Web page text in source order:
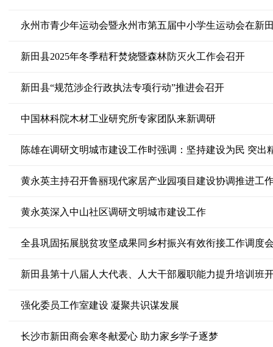
永州市青少年运动会暨永州市第五届中小学生运动会在新
新田县2025年冬季秸秆焚烧暨森林防灭火工作会召开
新田县“规范涉企行政执法专项行动”推进会召开
中国林科院木材工业研究所专家团队来新调研
黄永英主持召开鲁丽现代家居产业园项目建设协调推进工
黄永英深入中山社区调研文明城市建设工作
全县巩固拓展脱贫攻坚成果同乡村振兴有效衔接工作调度
新田县第十八届人大代表、人大干部履职能力提升培训班
强化委员工作室建设 凝聚共识谋发展
长沙市新田商会寒冬献爱心 助力家乡学子逐梦